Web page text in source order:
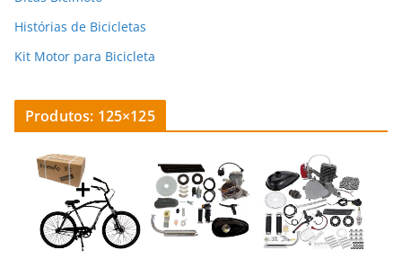
Histórias de Bicicletas
Kit Motor para Bicicleta
Produtos: 125×125